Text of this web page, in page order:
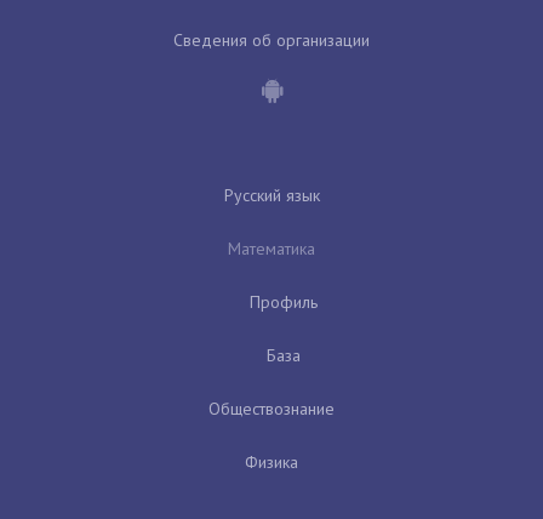
Сведения об организации
Русский язык
Математика
Профиль
База
Обществознание
Физика